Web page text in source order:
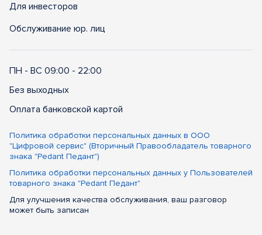
Для инвесторов
Обслуживание юр. лиц
ПН - ВС 09:00 - 22:00
Без выходных
Оплата банковской картой
Политика обработки персональных данных в ООО
"Цифровой сервис" (Вторичный Правообладатель товарного
знака "Pedant Педант")
Политика обработки персональных данных у Пользователей
товарного знака "Pedant Педант"
Для улучшения качества обслуживания, ваш разговор
может быть записан